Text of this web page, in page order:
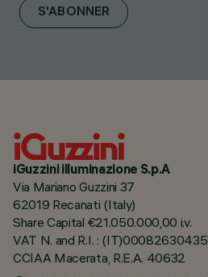
S'ABONNER
iGuzzini illuminazione S.p.A
Via Mariano Guzzini 37
62019 Recanati (Italy)
Share Capital €21.050.000,00 i.v.
VAT N. and R.I. : (IT)00082630435
CCIAA Macerata, R.E.A. 40632